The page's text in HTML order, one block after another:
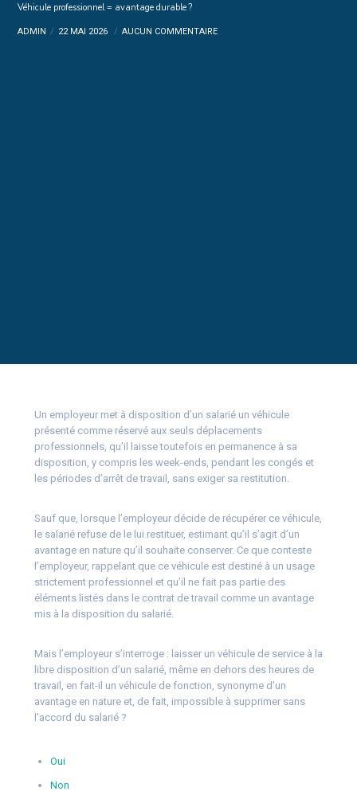
Véhicule professionnel = avantage durable ?
ADMIN 22 MAI 2026 AUCUN COMMENTAIRE
Un employeur met à disposition d’un salarié un véhicule
présenté comme réservé aux seuls déplacements
professionnels, qu’il laisse toutefois en permanence à sa
disposition, y compris les week-ends, pendant les congés et
les périodes d’arrêt de travail, sans exiger sa restitution.
Sauf que, lorsque l’employeur décide de récupérer ce véhicule,
le salarié refuse de le lui restituer, estimant qu’il s’agit d’un
avantage en nature qu’il souhaite conserver. Ce que conteste
l’employeur, rappelant que ce véhicule est destiné à un usage
strictement professionnel et qu’il ne fait pas partie des
éléments listés dans le contrat de travail comme un avantage
mis à la disposition du salarié.
Mais l’employeur s’interroge : laisser un véhicule de service à la
libre disposition d’un salarié, même en dehors des heures de
travail, en fait-il un véhicule de fonction, synonyme d’un
avantage en nature et, de fait, impossible à supprimer sans
l’accord du salarié ?
Oui
Non